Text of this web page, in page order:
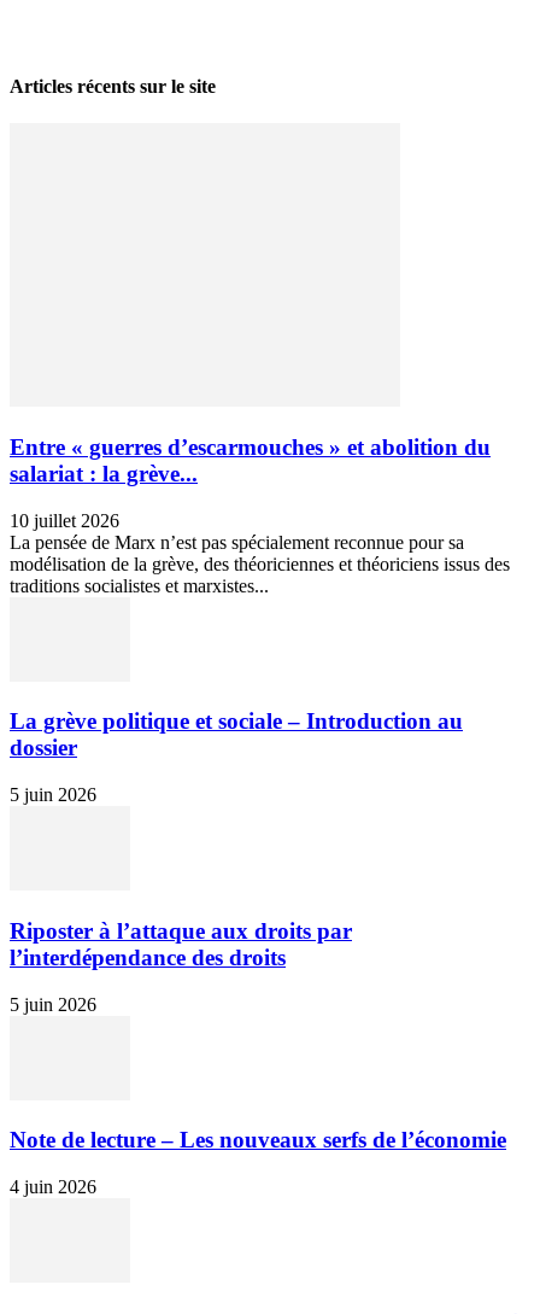
Articles récents sur le site
Entre « guerres d’escarmouches » et abolition du
salariat : la grève...
10 juillet 2026
La pensée de Marx n’est pas spécialement reconnue pour sa
modélisation de la grève, des théoriciennes et théoriciens issus des
traditions socialistes et marxistes...
La grève politique et sociale – Introduction au
dossier
5 juin 2026
Riposter à l’attaque aux droits par
l’interdépendance des droits
5 juin 2026
Note de lecture – Les nouveaux serfs de l’économie
4 juin 2026